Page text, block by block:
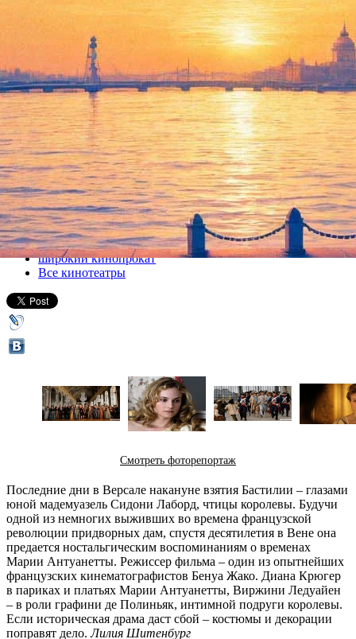
Прощай, моя королева
27 мая 2012, воскресенье-19 сентября 2012, среда
Версия для печати
Все кино
широкий кинопрокат
Все кинотеатры
Смотреть фоторепортаж
Последние дни в Версале накануне взятия Бастилии – глазами
юной мадемуазель Сидони Лаборд, чтицы королевы. Будучи
одной из немногих выживших во времена французской
революции придворных дам, спустя десятилетия в Вене она
предается ностальгическим воспоминаниям о временах
Марии Антуанетты. Режиссер фильма – один из опытнейших
французских кинематографистов Бенуа Жако. Диана Крюгер
в париках и платьях Марии Антуанетты, Виржини Ледуайен
– в роли графини де Полиньяк, интимной подруги королевы.
Если историческая драма даст сбой – костюмы и декорации
поправят дело.Лилия Шитенбург